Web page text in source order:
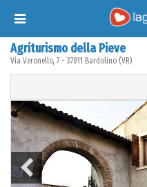
Toggle
navigation
Agriturismo della Pieve
Via Veronello, 7 - 37011 Bardolino (VR)